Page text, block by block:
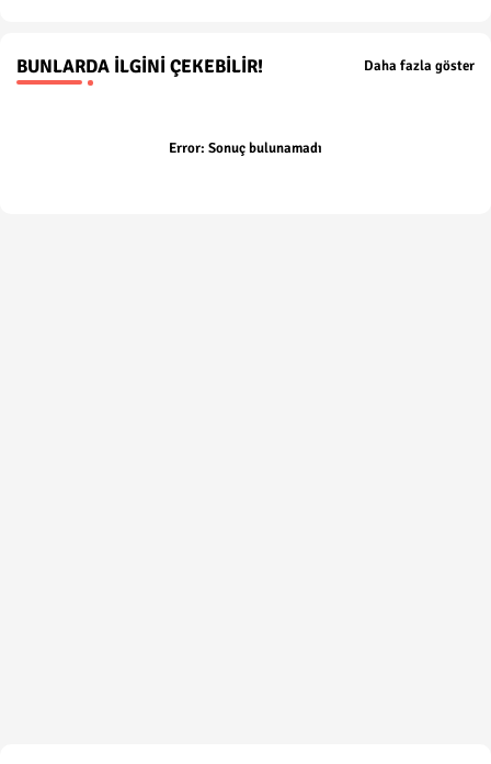
BUNLARDA İLGINI ÇEKEBILIR! Daha fazla göster
Error: Sonuç bulunamadı